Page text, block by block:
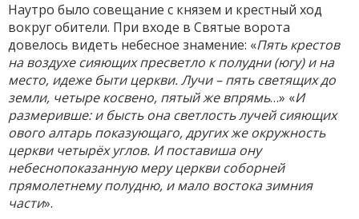
Наутро было совещание с князем и крестный ход
вокруг обители. При входе в Святые ворота
довелось видеть небесное знамение: «Пять крестов
на воздухе сияющих пресветло к полудни (югу) и на
место, идеже быти церкви. Лучи – пять светящих до
земли, четыре косвено, пятый же впрямь…» «И
размеривше: и бысть она светлость лучей сияющих
ового алтарь показующаго, других же окружность
церкви четырёх углов. И поставиша ону
небеснопоказанную меру церкви соборней
прямолетнему полудню, и мало востока зимния
части».